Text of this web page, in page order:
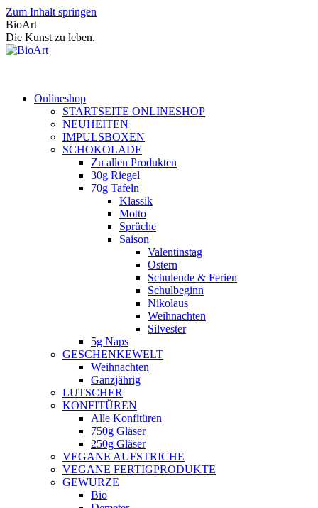
Zum Inhalt springen
BioArt
Die Kunst zu leben.
Onlineshop
STARTSEITE ONLINESHOP
NEUHEITEN
IMPULSBOXEN
SCHOKOLADE
Zu allen Produkten
30g Riegel
70g Tafeln
Klassik
Motto
Sprüche
Saison
Valentinstag
Ostern
Schulende & Ferien
Schulbeginn
Nikolaus
Weihnachten
Silvester
5g Naps
GESCHENKEWELT
Weihnachten
Ganzjährig
LUTSCHER
KONFITÜREN
Alle Konfitüren
750g Gläser
250g Gläser
VEGANE AUFSTRICHE
VEGANE FERTIGPRODUKTE
GEWÜRZE
Bio